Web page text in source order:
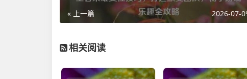
« 上一篇 2026-07-
相关阅读